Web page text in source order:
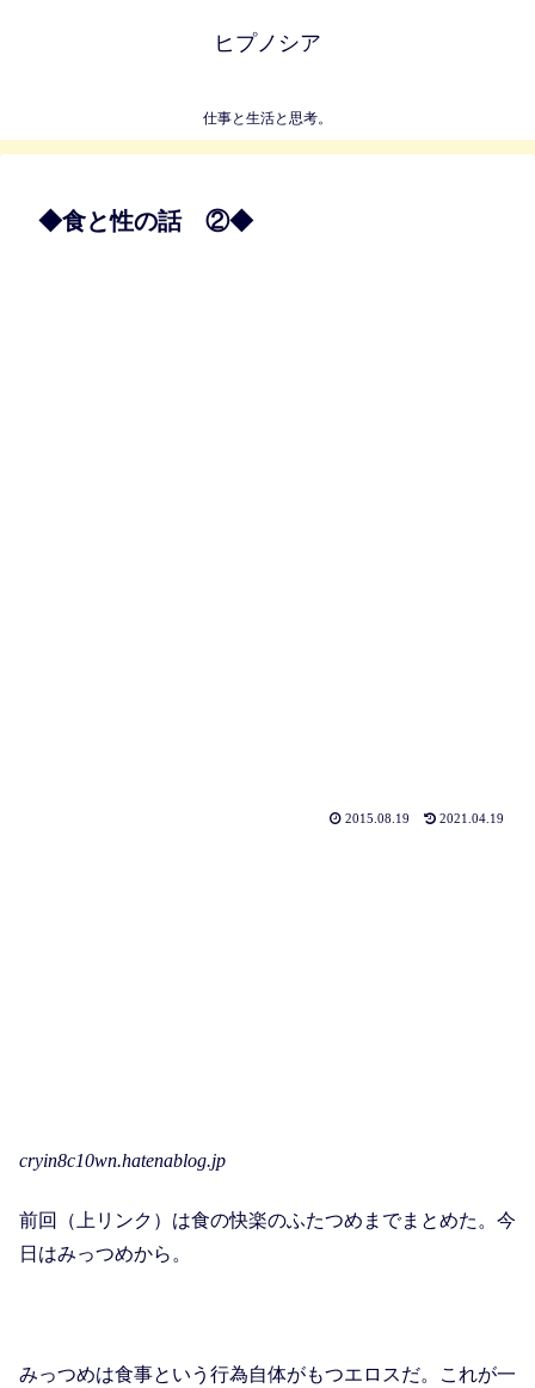
ヒプノシア
仕事と生活と思考。
◆食と性の話 ②◆
2015.08.19 2021.04.19
cryin8c10wn.hatenablog.jp
前回（上リンク）は食の快楽のふたつめまでまとめた。今
日はみっつめから。
みっつめは食事という行為自体がもつエロスだ。これが一